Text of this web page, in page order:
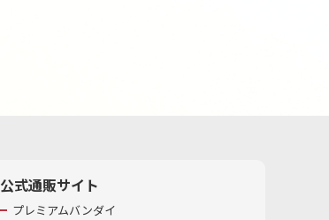
公式通販サイト
プレミアムバンダイ